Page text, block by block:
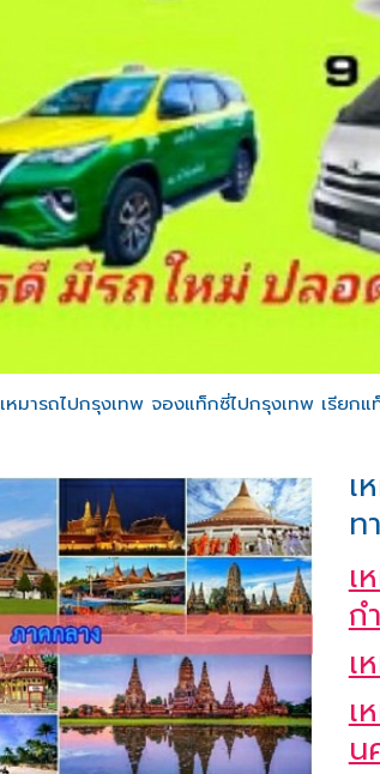
เหมารถไปกรุงเทพ จองแท็กซี่ไปกรุงเทพ เรียก
เ
ท
เ
ก
เ
เ
น